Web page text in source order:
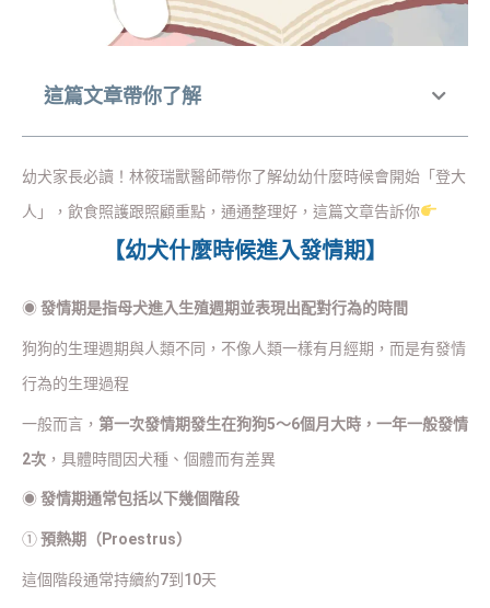
這篇文章帶你了解
幼犬家長必讀！林筱瑞獸醫師帶你了解幼幼什麼時候會開始「登大
人」，飲食照護跟照顧重點，通通整理好，這篇文章告訴你
【幼犬什麼時候進入發情期】
◉ 發情期是指母犬進入生殖週期並表現出配對行為的時間
狗狗的生理週期與人類不同，不像人類一樣有月經期，而是有發情
行為的生理過程
一般而言， 第一次發情期發生在狗狗5～6個月大時，一年一般發情
2次 ，具體時間因犬種、個體而有差異
◉ 發情期通常包括以下幾個階段
①預熱期（Proestrus）
這個階段通常持續約7到10天